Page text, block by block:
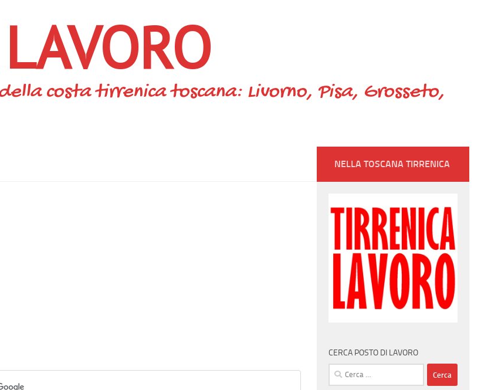
costa tirrenica toscana: Livorno, Pisa, Grosseto,
NELLA TOSCANA TIRRENICA
CERCA POSTO DI LAVORO
Ricerca
per: